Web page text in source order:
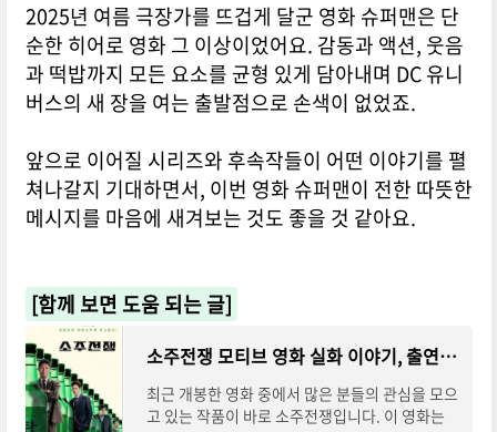
2025년 여름 극장가를 뜨겁게 달군 영화 슈퍼맨은 단
순한 히어로 영화 그 이상이었어요. 감동과 액션, 웃음
과 떡밥까지 모든 요소를 균형 있게 담아내며 DC 유니
버스의 새 장을 여는 출발점으로 손색이 없었죠.
앞으로 이어질 시리즈와 후속작들이 어떤 이야기를 펼
쳐나갈지 기대하면서, 이번 영화 슈퍼맨이 전한 따뜻한
메시지를 마음에 새겨보는 것도 좋을 것 같아요.
[함께 보면 도움 되는 글]
소주전쟁 모티브 영화 실화 이야기, 출연진, 후기까지
최근 개봉한 영화 중에서 많은 분들의 관심을 모으
고 있는 작품이 바로 소주전쟁입니다. 이 영화는